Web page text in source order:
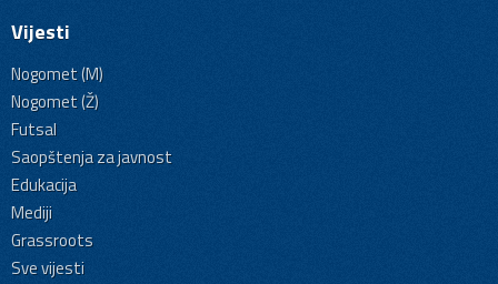
Vijesti
Nogomet (M)
Nogomet (Ž)
Futsal
Saopštenja za javnost
Edukacija
Mediji
Grassroots
Sve vijesti